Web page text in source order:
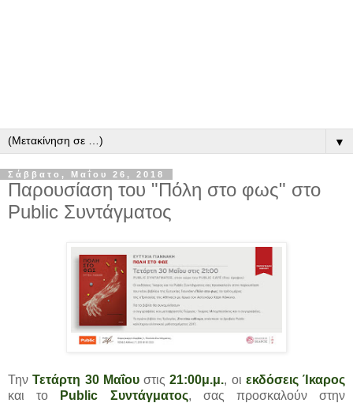
▼
Σάββατο, Μαΐου 26, 2018
Παρουσίαση του "Πόλη στο φως" στο
Public Συντάγματος
ΤηνΤετάρτη 30 Μαΐου στις21:00μ.μ., οι εκδόσεις Ίκαρος
και το
Public Συντάγματος, σας προσκαλούν στην